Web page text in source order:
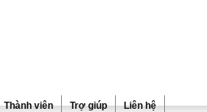
Thành viên Trợ giúp Liên hệ